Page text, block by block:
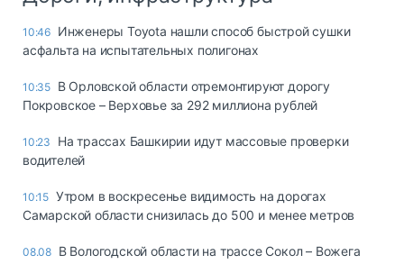
10:46 Инженеры Toyota нашли способ быстрой сушки
асфальта на испытательных полигонах
10:35 В Орловской области отремонтируют дорогу
Покровское – Верховье за 292 миллиона рублей
10:23
На трассах Башкирии идут массовые проверки
водителей
10:15 Утром в воскресенье видимость на дорогах
Самарской области снизилась до 500 и менее метров
08.08 В Вологодской области на трассе Сокол – Вожега